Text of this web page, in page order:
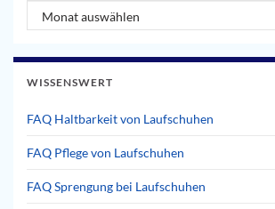
Artikel Archiv
WISSENSWERT
FAQ Haltbarkeit von Laufschuhen
FAQ Pflege von Laufschuhen
FAQ Sprengung bei Laufschuhen